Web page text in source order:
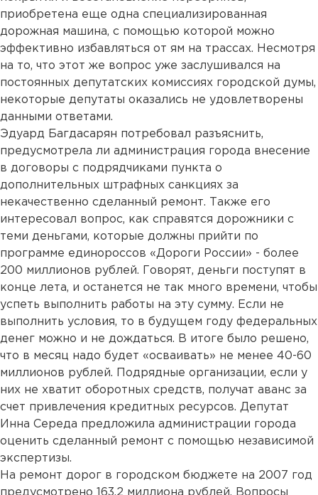
приобретена еще одна специализированная
дорожная машина, с помощью которой можно
эффективно избавляться от ям на трассах. Несмотря
на то, что этот же вопрос уже заслушивался на
постоянных депутатских комиссиях городской думы,
некоторые депутаты оказались не удовлетворены
данными ответами.
Эдуард Багдасарян потребовал разъяснить,
предусмотрела ли администрация города внесение
в договоры с подрядчиками пункта о
дополнительных штрафных санкциях за
некачественно сделанный ремонт. Также его
интересовал вопрос, как справятся дорожники с
теми деньгами, которые должны прийти по
программе единороссов «Дороги России» - более
200 миллионов рублей. Говорят, деньги поступят в
конце лета, и останется не так много времени, чтобы
успеть выполнить работы на эту сумму. Если не
выполнить условия, то в будущем году федеральных
денег можно и не дождаться. В итоге было решено,
что в месяц надо будет «осваивать» не менее 40-60
миллионов рублей. Подрядные организации, если у
них не хватит оборотных средств, получат аванс за
счет привлечения кредитных ресурсов. Депутат
Инна Середа предложила администрации города
оценить сделанный ремонт с помощью независимой
экспертизы.
На ремонт дорог в городском бюджете на 2007 год
предусмотрено 163,2 миллиона рублей. Вопросы